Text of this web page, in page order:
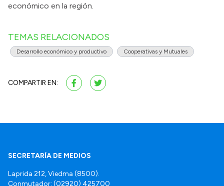
económico en la región.
TEMAS RELACIONADOS
Desarrollo económico y productivo Cooperativas y Mutuales
COMPARTIR EN:
SECRETARÍA DE MEDIOS
Laprida 212, Viedma (8500).
Conmutador: (02920) 425700